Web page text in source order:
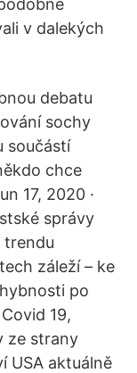
v dalekých
debatu
sochy
součástí
chce
17, 2020 ·
správy
trendu
záleží – ke
po
19,
ze strany
USA aktuálně